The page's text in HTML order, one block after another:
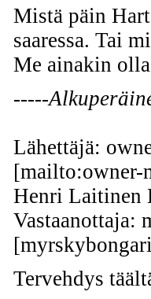
Mistä päin
saaressa. Tai
Me ainakin
-----
Lähettäjä:
[mailto:owner-
Henri Laitinen
Vastaanottaja:
Tervehdys